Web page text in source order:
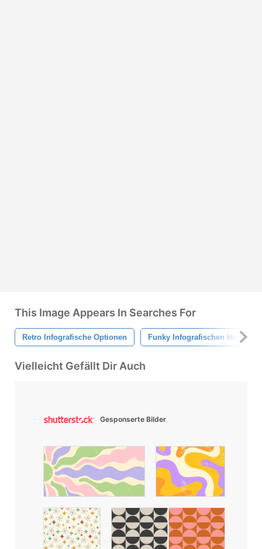
This Image Appears In Searches For
Retro Infografische Optionen Funky Infografischen
Vielleicht Gefällt Dir Auch
Gesponserte Bilder